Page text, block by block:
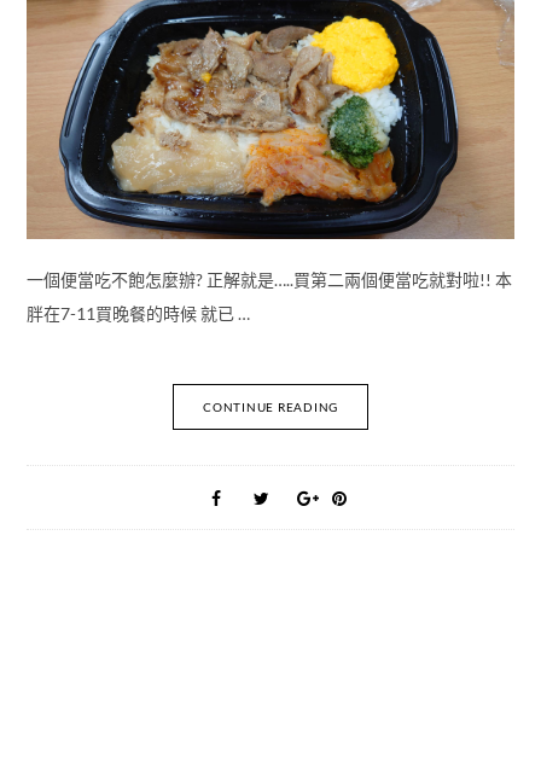
一個便當吃不飽怎麼辦? 正解就是…..買第二兩個便當吃就對啦!! 本
胖在7-11買晚餐的時候 就已 …
CONTINUE READING